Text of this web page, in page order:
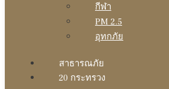
กีฬา
PM 2.5
อุทกภัย
สาธารณภัย
20 กระทรวง